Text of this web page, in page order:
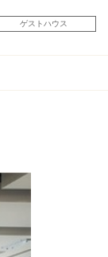
ゲストハウス